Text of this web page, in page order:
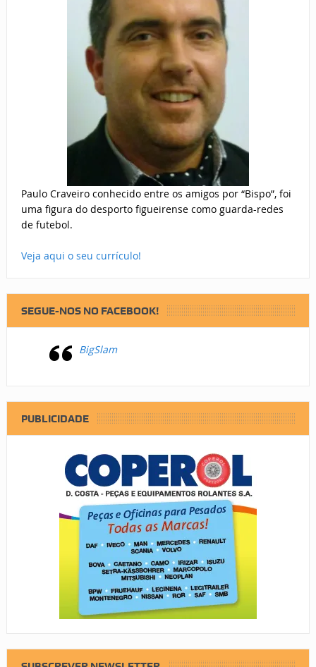
Paulo Craveiro conhecido entre os amigos por “Bispo”, foi
uma figura do desporto figueirense como guarda-redes
de futebol.
Veja aqui o seu currículo!
SEGUE-NOS NO FACEBOOK!
BigSlam
PUBLICIDADE